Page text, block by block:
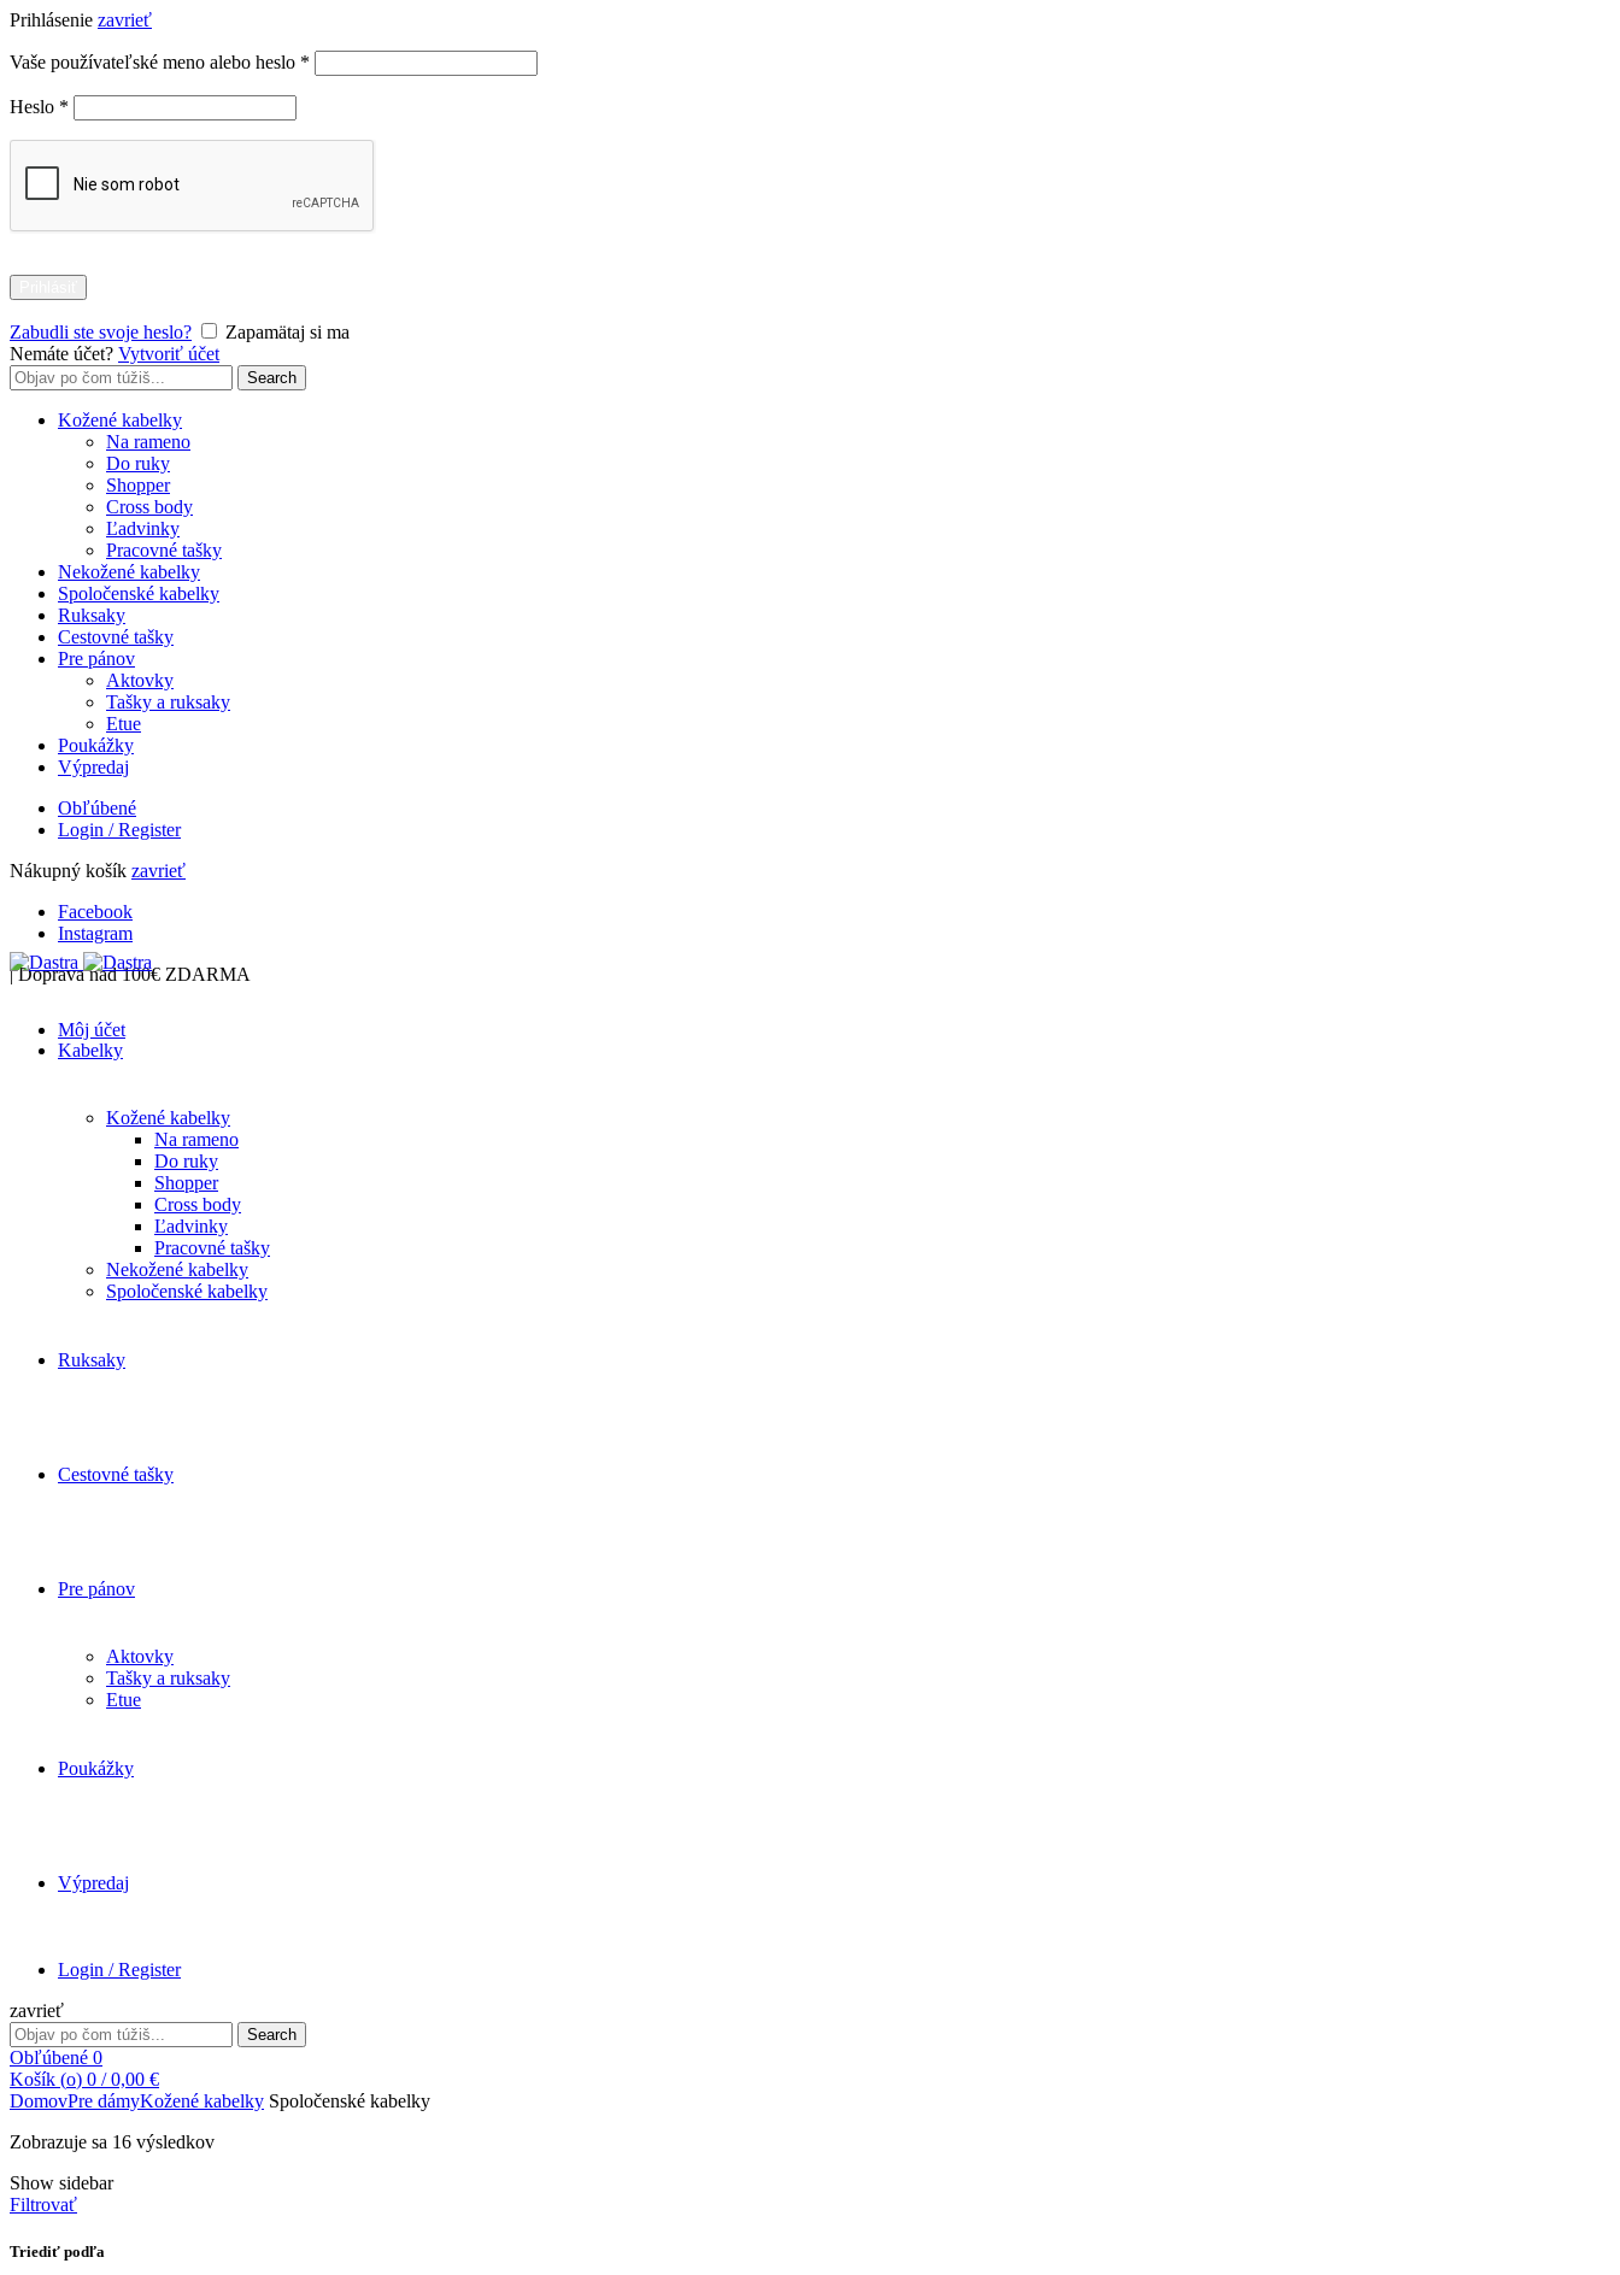
Prihlásenie zavrieť
Vaše používateľské meno alebo heslo *
Heslo *
Zabudli ste svoje heslo?
Zapamätaj si ma
Nemáte účet? Vytvoriť účet
Search
for:
Search
Kožené kabelky
Na rameno
Do ruky
Shopper
Cross body
Ľadvinky
Pracovné tašky
Nekožené kabelky
Spoločenské kabelky
Ruksaky
Cestovné tašky
Pre pánov
Aktovky
Tašky a ruksaky
Etue
Poukážky
Výpredaj
Obľúbené
Login / Register
Nákupný košík zavrieť
Facebook
Instagram
| Doprava nad 100€ ZDARMA
Môj účet
Kabelky
Kožené kabelky
Na rameno
Do ruky
Shopper
Cross body
Ľadvinky
Pracovné tašky
Nekožené kabelky
Spoločenské kabelky
Ruksaky
Cestovné tašky
Pre pánov
Aktovky
Tašky a ruksaky
Etue
Poukážky
Výpredaj
Login / Register
zavrieť
Search
for:
Search
Obľúbené 0
Košík (o) 0 / 0,00 €
DomovPre dámyKožené kabelky Spoločenské kabelky
Zobrazuje sa 16 výsledkovZoradené
Show sidebar
Filtrovať
Triediť podľa